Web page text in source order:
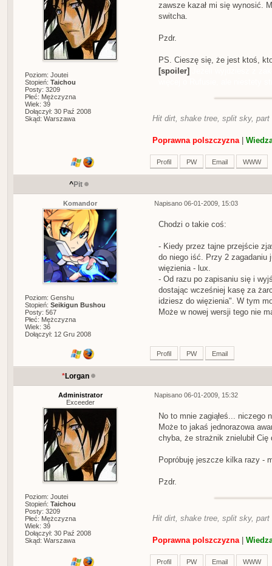
Poziom: Joutei
Stopień: Taichou
Posty: 3209
Płeć: Mężczyzna
Wiek: 39
Dołączył: 30 Paź 2008
Skąd: Warszawa
zawsze kazał mi się wynosić.
switcha.
Pzdr.
PS. Cieszę się, że jest ktoś,
[spoiler]
Hit dirt, shake tree, split sky, part
Poprawna polszczyzna|
Profil PW Email WWW
^Pit
Komandor
Poziom: Genshu
Stopień: Seikigun Bushou
Posty: 567
Płeć: Mężczyzna
Wiek: 36
Dołączył: 12 Gru 2008
Napisano 06-01-2009, 15:03
Chodzi o takie coś:
- Kiedy przez tajne przejście
do niego iść. Przy 2 zagadaniu
więzienia - lux.
- Od razu po zapisaniu się i
dostając wcześniej kasę za
idziesz do więzienia". W tym
Może w nowej wersji tego nie
Profil PW Email
*Lorgan
Administrator
Exceeder
Poziom: Joutei
Stopień: Taichou
Posty: 3209
Płeć: Mężczyzna
Wiek: 39
Dołączył: 30 Paź 2008
Skąd: Warszawa
Napisano 06-01-2009, 15:32
No to mnie zagiąłeś... niczego
Może to jakaś jednorazowa
chyba, że strażnik znielubił Cię
Popróbuję jeszcze kilka razy -
Pzdr.
Hit dirt, shake tree, split sky, part
Poprawna polszczyzna|
Profil PW Email WWW